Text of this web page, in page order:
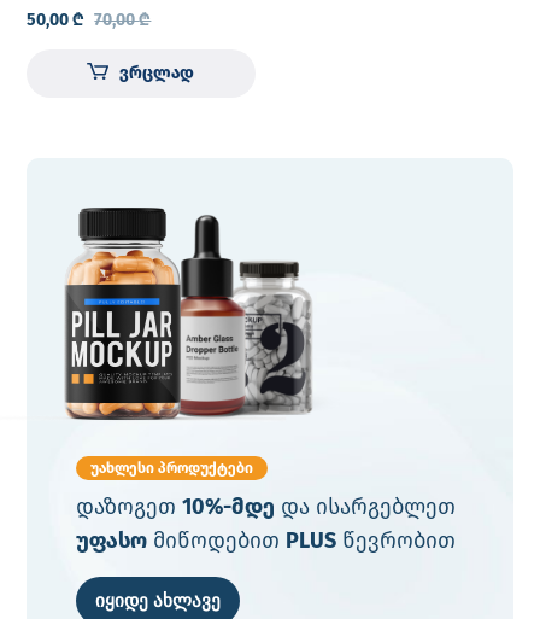
საზომი
50,00₾ 70,00₾
ვრცლად
უახლესი პროდუქტები
დაზოგეთ 10%-მდე და ისარგებლეთ
უფასომიწოდებით PLUSწევრობით
იყიდე ახლავე